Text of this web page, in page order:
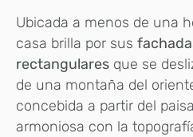
Ubicada a menos de una
casa brilla por sus
rectangulares que se
de una montaña del
concebida a partir del
armoniosa con la